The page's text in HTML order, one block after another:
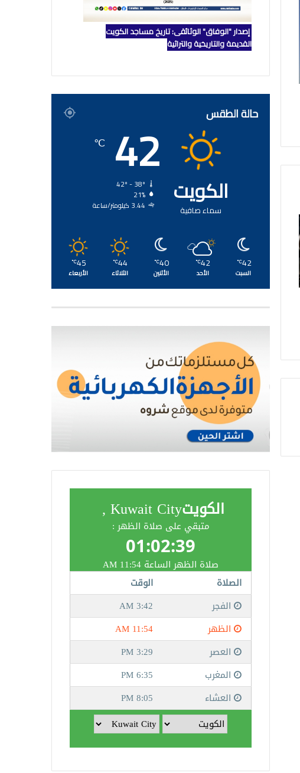
إصدار "الوفاق" الوثائقي: تاريخ مساجد الكويت
القديمة والتاريخية والتراثية
حالة الطقس
الكويت
سماء صافية
42
℃
21%
3.44 كيلومتر/ساعة
42
℃
السبت
42
℃
الأحد
40
℃
الأثنين
44
℃
الثلاثاء
45
℃
الأربعاء